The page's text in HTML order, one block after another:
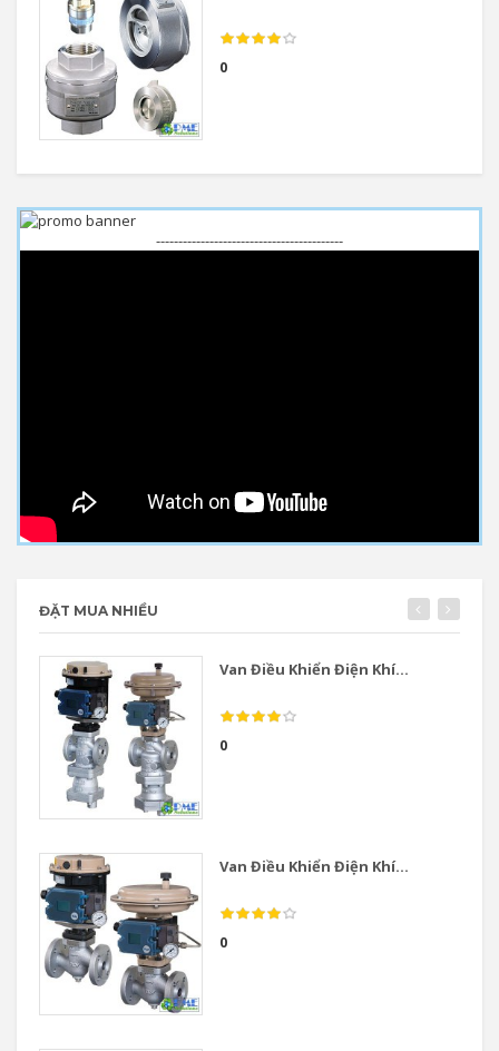
0
------------------------------------------
ĐẶT MUA NHIỀU
Van Điều Khiển Điện Khí...
0
Van Điều Khiển Điện Khí...
0